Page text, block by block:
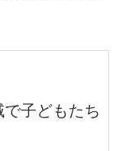
子どもたち